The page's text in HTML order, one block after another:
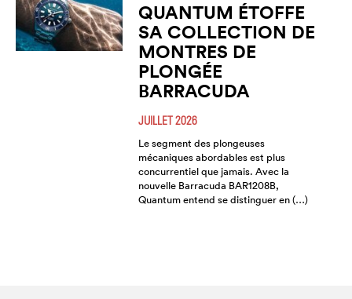
QUANTUM ÉTOFFE
SA COLLECTION DE
MONTRES DE
PLONGÉE
BARRACUDA
JUILLET 2026
Le segment des plongeuses
mécaniques abordables est plus
concurrentiel que jamais. Avec la
nouvelle Barracuda BAR1208B,
Quantum entend se distinguer en (…)